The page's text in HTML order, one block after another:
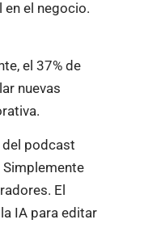
el negocio.
el 37% de
nuevas
del podcast
El
IA para editar